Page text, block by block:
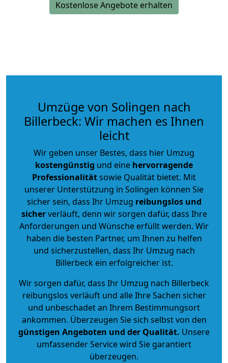
Kostenlose Angebote erhalten
Umzüge von Solingen nach
Billerbeck: Wir machen es Ihnen
leicht
Wir geben unser Bestes, dass hier Umzug
kostengünstig und eine hervorragende
Professionalitätsowie Qualität bietet. Mit
unserer Unterstützung in Solingen können Sie
sicher sein, dass Ihr Umzug reibungslos und
sicherverläuft, denn wir sorgen dafür, dass Ihre
Anforderungen und Wünsche erfüllt werden. Wir
haben die besten Partner, um Ihnen zu helfen
und sicherzustellen, dass Ihr Umzug nach
Billerbeck ein erfolgreicher ist.
Wir sorgen dafür, dass Ihr Umzug nach Billerbeck
reibungslos verläuft und alle Ihre Sachen sicher
und unbeschadet an Ihrem Bestimmungsort
ankommen. Überzeugen Sie sich selbst von den
günstigen Angeboten und der Qualität. Unsere
umfassender Service wird Sie garantiert
überzeugen.